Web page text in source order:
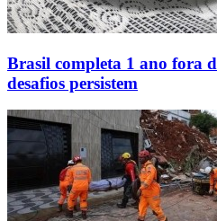
Brasil completa 1 ano fora
desafios persistem